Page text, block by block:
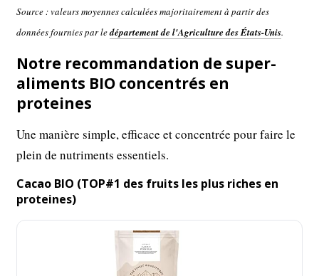
Source : valeurs moyennes calculées majoritairement à partir des
données fournies par ledépartement de l'Agriculture des États-Unis.
Notre recommandation de super-
aliments BIO concentrés en
proteines
Une manière simple, efficace et concentrée pour faire le
plein de nutriments essentiels.
Cacao BIO (TOP#1 des fruits les plus riches en
proteines)